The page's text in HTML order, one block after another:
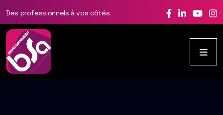
Des professionnels à vos côtés